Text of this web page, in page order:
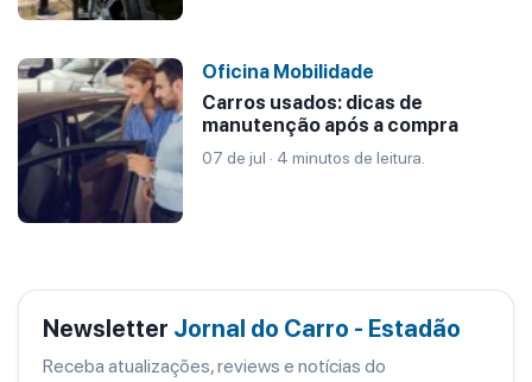
Oficina Mobilidade
Carros usados: dicas de
manutenção após a compra
07 de jul · 4 minutos de leitura.
Newsletter Jornal do Carro - Estadão
Receba atualizações, reviews e notícias do